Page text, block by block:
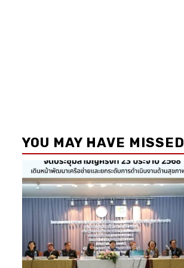
YOU MAY HAVE MISSED